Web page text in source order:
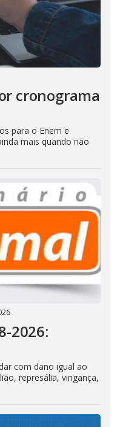
cronograma
para o Enem e
mais quando não
2026:
com dano igual ao
represália, vingança,